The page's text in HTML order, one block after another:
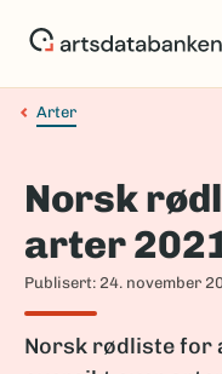
Navigasjonssti
Arter
Norsk
arter
Publisert: 24. november
Norsk rødliste for